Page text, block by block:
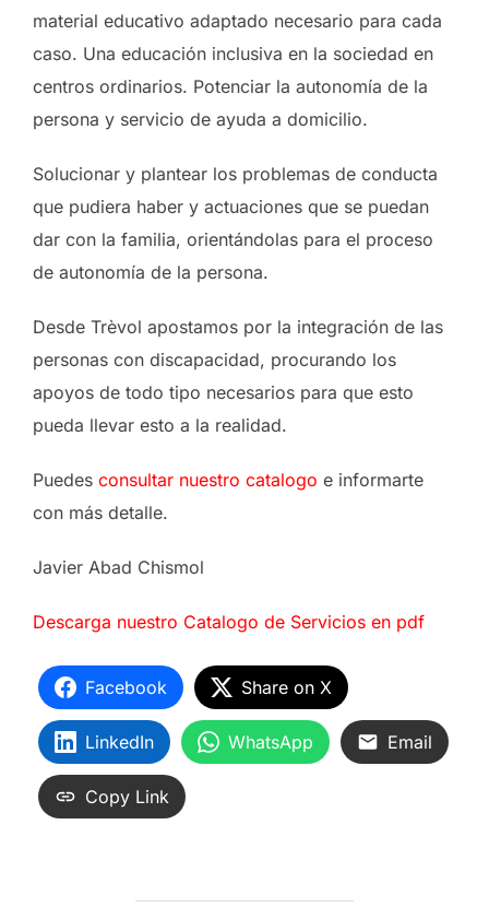
material educativo adaptado necesario para cada
caso. Una educación inclusiva en la sociedad en
centros ordinarios. Potenciar la autonomía de la
persona y servicio de ayuda a domicilio.
Solucionar y plantear los problemas de conducta
que pudiera haber y actuaciones que se puedan
dar con la familia, orientándolas para el proceso
de autonomía de la persona.
Desde Trèvol apostamos por la integración de las
personas con discapacidad, procurando los
apoyos de todo tipo necesarios para que esto
pueda llevar esto a la realidad.
Puedes consultar nuestro catalogo e informarte
con más detalle.
Javier Abad Chismol
Descarga nuestro Catalogo de Servicios en pdf
Facebook Share on X
LinkedIn WhatsApp Email
Copy Link